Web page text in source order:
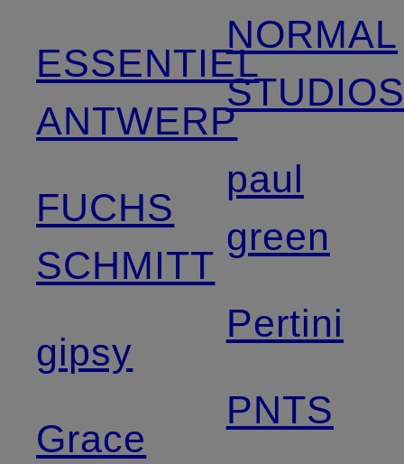
ESSENTIEL
ANTWERP
FUCHS
SCHMITT
gipsy
Grace
NORMAL
paul
green
Pertini
PNTS